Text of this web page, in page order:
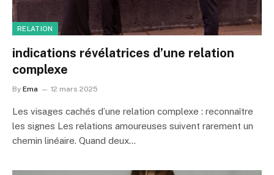
RELATION
indications révélatrices d’une relation
complexe
By Ema 12 mars 2025
Les visages cachés d’une relation complexe : reconnaître
les signes Les relations amoureuses suivent rarement un
chemin linéaire. Quand deux…